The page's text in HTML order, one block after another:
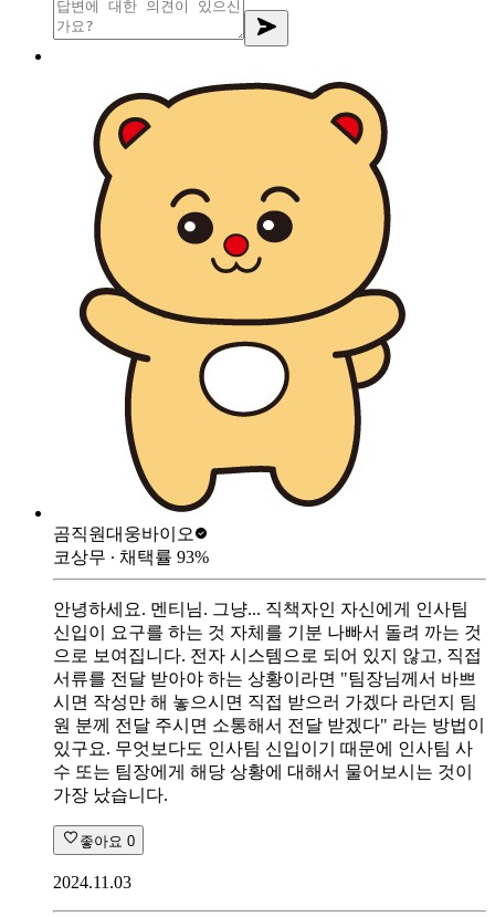
곰직원대웅바이오
코상무 ∙ 채택률 93%
안녕하세요. 멘티님. 그냥... 직책자인 자신에게 인사팀
신입이 요구를 하는 것 자체를 기분 나빠서 돌려 까는 것
으로 보여집니다. 전자 시스템으로 되어 있지 않고, 직접
서류를 전달 받아야 하는 상황이라면 "팀장님께서 바쁘
시면 작성만 해 놓으시면 직접 받으러 가겠다 라던지 팀
원 분께 전달 주시면 소통해서 전달 받겠다" 라는 방법이
있구요. 무엇보다도 인사팀 신입이기 때문에 인사팀 사
수 또는 팀장에게 해당 상황에 대해서 물어보시는 것이
가장 났습니다.
좋아요 0
2024.11.03